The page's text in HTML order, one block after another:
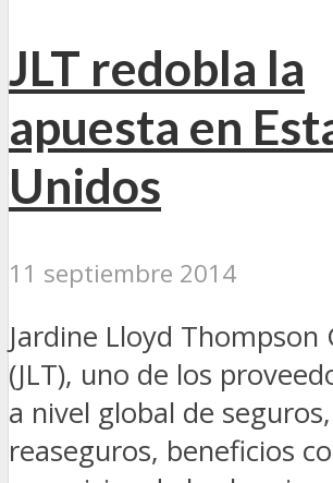
JLT redobla la
apuesta en
Unidos
11 septiembre 2014
Jardine Lloyd Thompson
(JLT), uno de los
a nivel global de seguros,
reaseguros, beneficios